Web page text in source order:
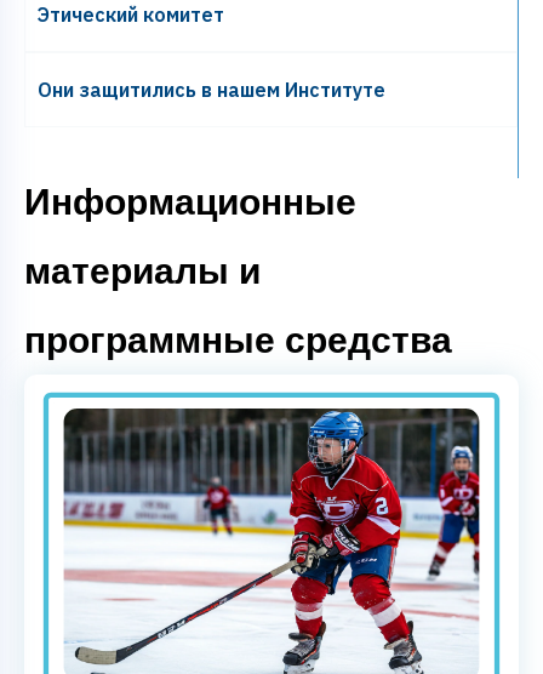
Этический комитет
Они защитились в нашем Институте
Информационные
материалы и
программные средства